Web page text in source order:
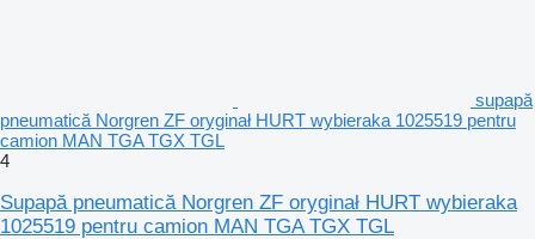
supapă
pneumatică Norgren ZF oryginał HURT wybieraka 1025519 pentru
camion MAN TGA TGX TGL
4
Supapă pneumatică Norgren ZF oryginał HURT wybieraka
1025519 pentru camion MAN TGA TGX TGL